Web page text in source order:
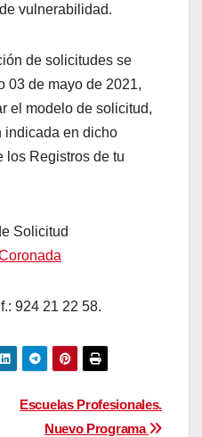
vulnerabilidad.
de solicitudes se
03 de mayo de 2021,
el modelo de solicitud,
indicada en dicho
los Registros de tu
Solicitud
924 21 22 58.
Escuelas Profesionales.
Nuevo Programa